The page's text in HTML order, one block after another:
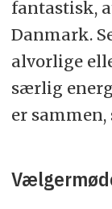
fantastisk,
Danmark.
alvorlige
særlig
er